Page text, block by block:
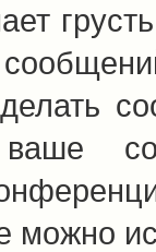
ваше
можно